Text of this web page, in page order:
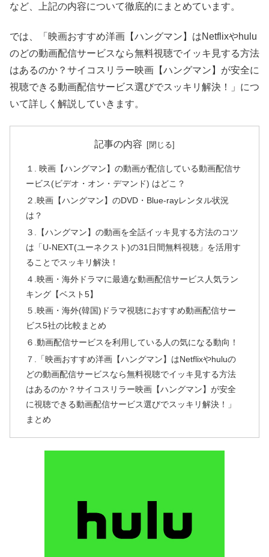
など、上記の内容について徹底的にまとめています。
では、「映画おすすめ洋画【ハングマン】はNetflixやhulu
のどの動画配信サービスなら無料視聴でイッキ見する方法
はあるのか？サイコスリラー映画【ハングマン】が安全に
視聴できる動画配信サービス選びでスッキリ解決！」につ
いて詳しく解説していきます。
記事の内容
１. 映画【ハングマン】の動画が配信している動画配信サ
ービス(ビデオ・オン・デマンド) はどこ？
２.映画【ハングマン】のDVD・Blue-rayレンタル状況
は？
３.【ハングマン】の動画を全話イッキ見する方法のコツ
は「U-NEXT(ユーネクスト)の31日間無料視聴」を活用す
ることでスッキリ解決！
４.映画・海外ドラマに最適な動画配信サービス人気ラン
キング【ベスト5】
５.映画・海外(韓国)ドラマ視聴におすすめ動画配信サー
ビス5社の比較まとめ
６.動画配信サービスを利用している人の気になる動向！
７.「映画おすすめ洋画【ハングマン】はNetflixやhuluの
どの動画配信サービスなら無料視聴でイッキ見する方法
はあるのか？サイコスリラー映画【ハングマン】が安全
に視聴できる動画配信サービス選びでスッキリ解決！」
まとめ